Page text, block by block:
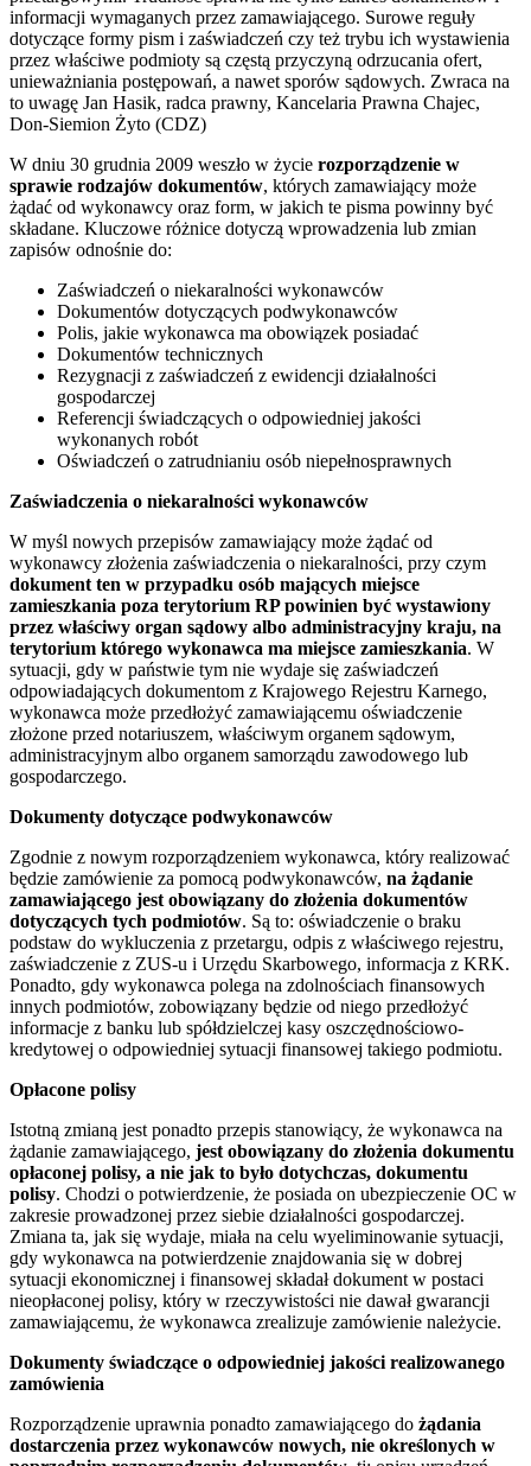
informacji wymaganych przez zamawiającego. Surowe reguły
dotyczące formy pism i zaświadczeń czy też trybu ich wystawienia
przez właściwe podmioty są częstą przyczyną odrzucania ofert,
unieważniania postępowań, a nawet sporów sądowych. Zwraca na
to uwagę Jan Hasik, radca prawny, Kancelaria Prawna Chajec,
Don-Siemion Żyto (CDZ)
W dniu 30 grudnia 2009 weszło w życie rozporządzenie w
sprawie rodzajów dokumentów, których zamawiający może
żądać od wykonawcy oraz form, w jakich te pisma powinny być
składane. Kluczowe różnice dotyczą wprowadzenia lub zmian
zapisów odnośnie do:
Zaświadczeń o niekaralności wykonawców
Dokumentów dotyczących podwykonawców
Polis, jakie wykonawca ma obowiązek posiadać
Dokumentów technicznych
Rezygnacji z zaświadczeń z ewidencji działalności
gospodarczej
Referencji świadczących o odpowiedniej jakości
wykonanych robót
Oświadczeń o zatrudnianiu osób niepełnosprawnych
Zaświadczenia o niekaralności wykonawców
W myśl nowych przepisów zamawiający może żądać od
wykonawcy złożenia zaświadczenia o niekaralności, przy czym
dokument ten w przypadku osób mających miejsce
zamieszkania poza terytorium RP powinien być wystawiony
przez właściwy organ sądowy albo administracyjny kraju, na
terytorium którego wykonawca ma miejsce zamieszkania. W
sytuacji, gdy w państwie tym nie wydaje się zaświadczeń
odpowiadających dokumentom z Krajowego Rejestru Karnego,
wykonawca może przedłożyć zamawiającemu oświadczenie
złożone przed notariuszem, właściwym organem sądowym,
administracyjnym albo organem samorządu zawodowego lub
gospodarczego.
Dokumenty dotyczące podwykonawców
Zgodnie z nowym rozporządzeniem wykonawca, który realizować
będzie zamówienie za pomocą podwykonawców, na żądanie
zamawiającego jest obowiązany do złożenia dokumentów
dotyczących tych podmiotów. Są to: oświadczenie o braku
podstaw do wykluczenia z przetargu, odpis z właściwego rejestru,
zaświadczenie z ZUS-u i Urzędu Skarbowego, informacja z KRK.
Ponadto, gdy wykonawca polega na zdolnościach finansowych
innych podmiotów, zobowiązany będzie od niego przedłożyć
informacje z banku lub spółdzielczej kasy oszczędnościowo-
kredytowej o odpowiedniej sytuacji finansowej takiego podmiotu.
Opłacone polisy
Istotną zmianą jest ponadto przepis stanowiący, że wykonawca na
żądanie zamawiającego, jest obowiązany do złożenia dokumentu
opłaconej polisy, a nie jak to było dotychczas, dokumentu
polisy. Chodzi o potwierdzenie, że posiada on ubezpieczenie OC w
zakresie prowadzonej przez siebie działalności gospodarczej.
Zmiana ta, jak się wydaje, miała na celu wyeliminowanie sytuacji,
gdy wykonawca na potwierdzenie znajdowania się w dobrej
sytuacji ekonomicznej i finansowej składał dokument w postaci
nieopłaconej polisy, który w rzeczywistości nie dawał gwarancji
zamawiającemu, że wykonawca zrealizuje zamówienie należycie.
Dokumenty świadczące o odpowiedniej jakości realizowanego
zamówienia
Rozporządzenie uprawnia ponadto zamawiającego do żądania
dostarczenia przez wykonawców nowych, nie określonych w